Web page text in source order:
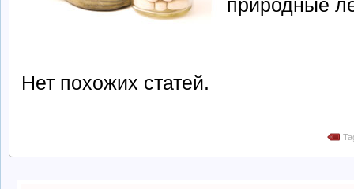
природные
Нет похожих статей.